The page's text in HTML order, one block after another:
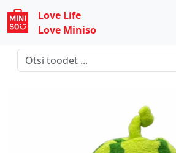
Love Life
Love Miniso